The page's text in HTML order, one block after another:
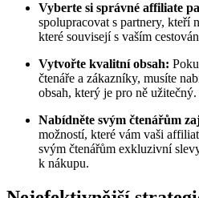
Vyberte si správné affiliate
spolupracovat s partnery, kteří
které souvisejí s vaším
Vytvořte kvalitní obsah:
čtenáře a zákazníky, musíte
obsah, který je pro ně užitečný.
Nabídněte svým čtenářům
možností, které vám vaši
svým čtenářům exkluzivní
k nákupu.